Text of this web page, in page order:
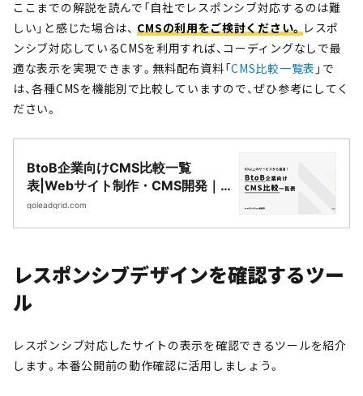
ここまでの解説を読んで「自社でレスポンシブ対応するのは難
しい」と感じた場合は、CMSの利用をご検討ください。レスポ
ンシブ対応しているCMSを利用すれば、コーディングなしで最
適な表示を実現できます。無料配布資料「CMS比較一覧表 」で
は、各種CMSを機能別で比較していますので、ぜひ参考にしてく
ださい。
BtoB企業向けCMS比較一覧
表|Webサイト制作・CMS開発｜
LeadGrid
goleadgrid.com
レスポンシブデザインを確認するツー
ル
レスポンシブ対応したサイトの表示を確認できるツールを紹介
します。本番公開前の動作確認に活用しましょう。